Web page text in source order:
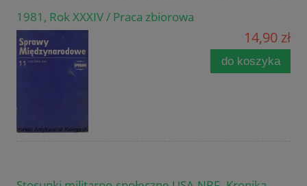
1981, Rok XXXIV / Praca zbiorowa
14,90 zł
do koszyka